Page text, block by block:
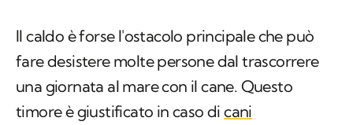
Il caldo è forse l'ostacolo principale che può
fare desistere molte persone dal trascorrere
una giornata al mare con il cane. Questo
timore è giustificato in caso dicani